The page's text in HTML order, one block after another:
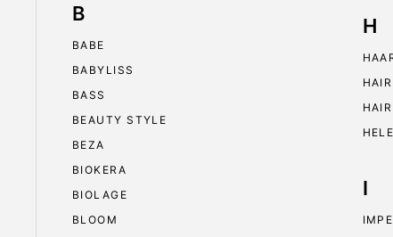
B
BABE
BABYLISS
BASS
BEAUTY STYLE
BEZA
BIOKERA
BIOLAGE
BLOOM
H
I